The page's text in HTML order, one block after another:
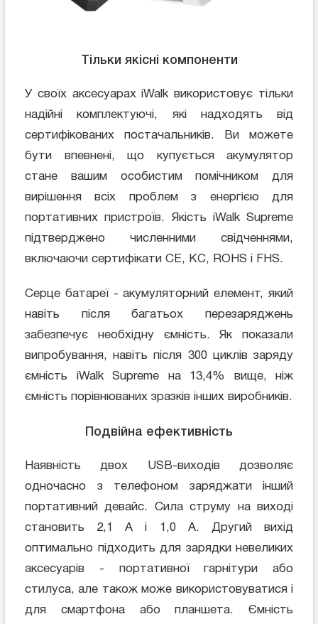
Тільки якісні компоненти
У своїх аксесуарах iWalk використовує тільки
надійні комплектуючі, які надходять від
сертифікованих постачальників. Ви можете
бути впевнені, що купується акумулятор
стане вашим особистим помічником для
вирішення всіх проблем з енергією для
портативних пристроїв. Якість iWalk Supreme
підтверджено численними свідченнями,
включаючи сертифікати CE, KC, ROHS і FHS.
Серце батареї - акумуляторний елемент, який
навіть після багатьох перезаряджень
забезпечує необхідну ємність. Як показали
випробування, навіть після 300 циклів заряду
ємність iWalk Supreme на 13,4% вище, ніж
ємність порівнюваних зразків інших виробників.
Подвійна ефективність
Наявність двох USB-виходів дозволяє
одночасно з телефоном заряджати інший
портативний девайс. Сила струму на виході
становить 2,1 А і 1,0 А. Другий вихід
оптимально підходить для зарядки невеликих
аксесуарів - портативної гарнітури або
стилуса, але також може використовуватися і
для смартфона або планшета. Ємність